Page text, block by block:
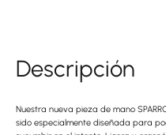
Descripción
Nuestra nueva pieza de mano
sido especialmente diseñada para